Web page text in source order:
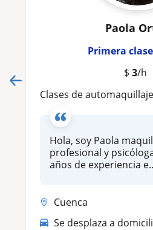
Paola
Primera
$ 3/h
Clases de automaquillaje, maquillaje
Hola, soy Paola
profesional y
años de experiencia
Cuenca
Se desplaza a